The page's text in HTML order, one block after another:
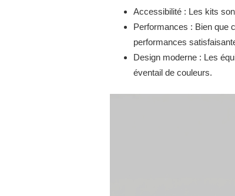
Accessibilité : Les kits
Performances : Bien que
performances
Design moderne : Les
éventail de couleurs.